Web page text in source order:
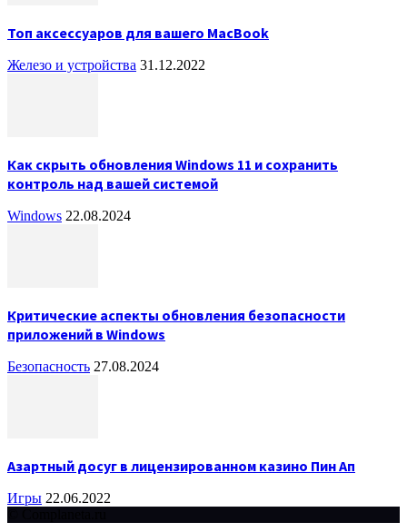
Топ аксессуаров для вашего MacBook
Железо и устройства 31.12.2022
Как скрыть обновления Windows 11 и сохранить
контроль над вашей системой
Windows 22.08.2024
Критические аспекты обновления безопасности
приложений в Windows
Безопасность 27.08.2024
Азартный досуг в лицензированном казино Пин Ап
Игры 22.06.2022